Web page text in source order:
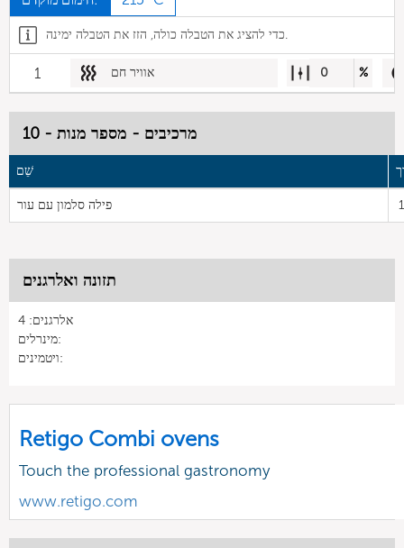
כדי להציג את הטבלה כולה, הזז את הטבלה ימינה.
1 אוויר חם 0 %
מרכיבים - מספר מנות - 10
שֵׁם
פילה סלמון עם עור
תזונה ואלרגנים
אלרגנים: 4
מינרלים:
ויטמינים:
Retigo Combi ovens
Touch the professional gastronomy
www.retigo.com